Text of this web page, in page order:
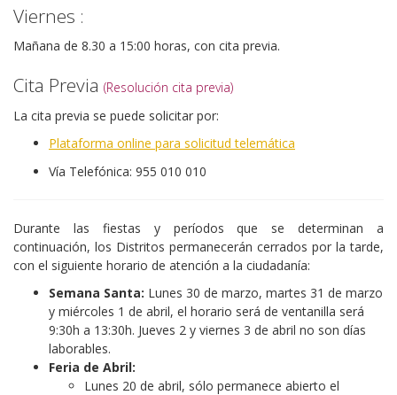
Viernes :
Mañana de 8.30 a 15:00 horas, con cita previa.
Cita Previa (Resolución cita previa)
La cita previa se puede solicitar por:
Plataforma online para solicitud telemática
Vía Telefónica: 955 010 010
Durante las fiestas y períodos que se determinan a
continuación, los Distritos permanecerán cerrados por la tarde,
con el siguiente horario de atención a la ciudadanía:
Semana Santa: Lunes 30 de marzo, martes 31 de marzo
y miércoles 1 de abril, el horario será de ventanilla será
9:30h a 13:30h. Jueves 2 y viernes 3 de abril no son días
laborables.
Feria de Abril:
Lunes 20 de abril, sólo permanece abierto el